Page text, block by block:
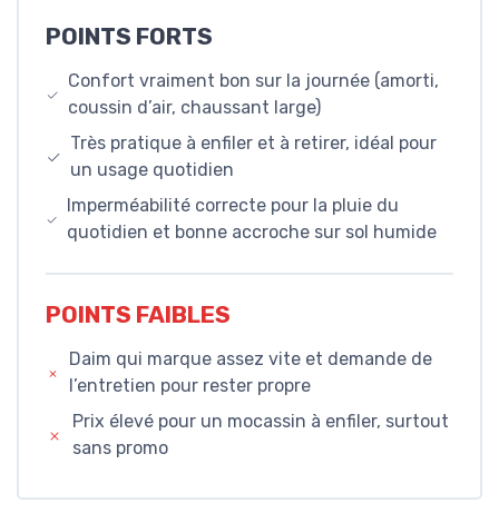
POINTS FORTS
Confort vraiment bon sur la journée (amorti,
coussin d’air, chaussant large)
Très pratique à enfiler et à retirer, idéal pour
un usage quotidien
Imperméabilité correcte pour la pluie du
quotidien et bonne accroche sur sol humide
POINTS FAIBLES
Daim qui marque assez vite et demande de
l’entretien pour rester propre
Prix élevé pour un mocassin à enfiler, surtout
sans promo